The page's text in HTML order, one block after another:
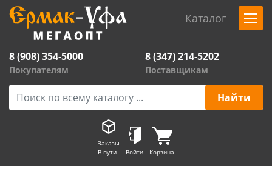
Каталог
8 (908) 354-5000
Покупателям
8 (347) 214-5202
Поставщикам
Заказы
В пути
Войти Корзина